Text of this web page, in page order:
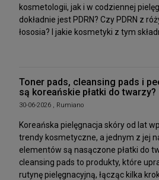
kosmetologii, jak i w codziennej
dokładnie jest PDRN? Czy PDRN z
łososia? I jakie kosmetyki z tym
Toner pads, cleansing pads i
są koreańskie płatki do twarzy?
30-06-2026 , Rumiano
Koreańska pielęgnacja skóry od lat
trendy kosmetyczne, a jednym z jej
elementów są nasączone płatki do
cleansing pads to produkty, które
rutynę pielęgnacyjną, łącząc kilka